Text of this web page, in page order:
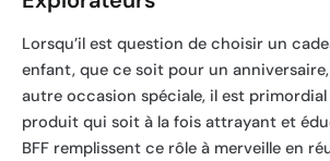
Lorsqu’il est question de choisir un
enfant, que ce soit pour un
autre occasion spéciale, il est
produit qui soit à la fois attrayant et
BFF remplissent ce rôle à merveille en